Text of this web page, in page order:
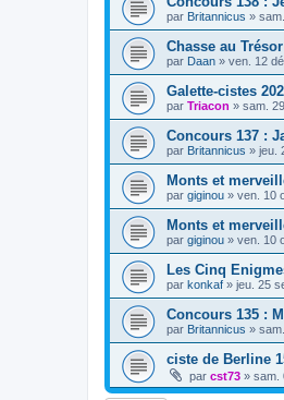
par Britannicus »
Chasse au
par Daan » ven. 12
Galette-cistes
par Triacon » sam.
Concours 137 :
par Britannicus » jeu.
Monts et
par giginou » ven. 10
Monts et
par giginou » ven. 10
Les Cinq
par konkaf » jeu. 25
Concours 135 :
par Britannicus »
ciste de Berline
par cst73 » sam.